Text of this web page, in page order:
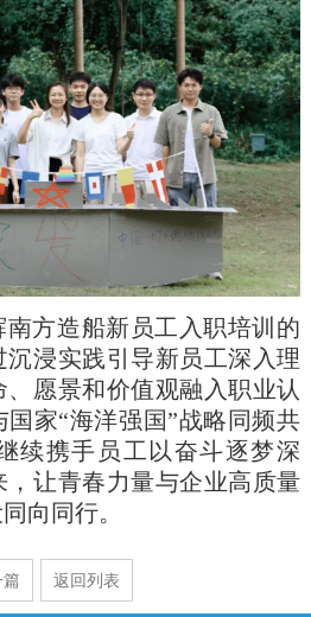
方造船新员工入职培训的
浸实践引导新员工深入理
愿景和价值观融入职业认
家“海洋强国”战略同频共
续携手员工以奋斗逐梦深
让青春力量与企业高质量
向同行。
返回列表